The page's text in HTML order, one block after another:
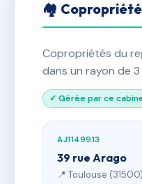
🏘
Copropriétés du
dans un rayon de
✓ Gérée par ce
AJ1149913
39 rue Arago
📍 Toulouse (31500)